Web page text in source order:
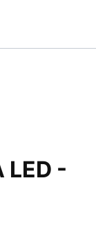
LED -